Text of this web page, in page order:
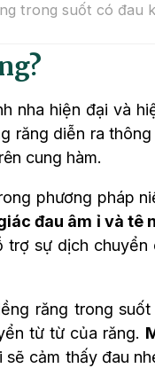
trong suốt có đau
nha hiện đại và
răng diễn ra
cung hàm.
phương pháp
đau âm ỉ và tê
sự dịch
răng trong
từ từ của răng.
sẽ cảm thấy đau